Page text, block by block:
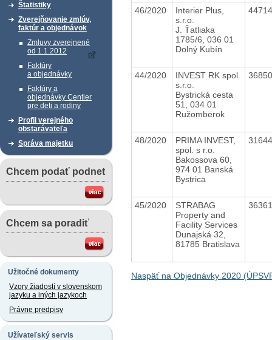
Štatistiky
Zverejňovanie zmlúv,
faktúr a objednávok
Zmluvy zverejnené
od 1.1.2012
Faktúry
a objednávky
Faktúry a
objednávky Centier
pre deti a rodiny
Profil verejného
obstarávateľa
Správa majetku
Chcem podať podnet
Chcem sa poradiť
Užitočné dokumenty
Vzory žiadostí v slovenskom
jazyku a iných jazykoch
Právne predpisy
Užívateľský servis
46/2020
Interier Plus,
s.r.o.
J. Ťatliaka
1785/6, 036 01
Dolný Kubín
44/2020
INVEST RK spol.
s.r.o.
Bystrická cesta
51, 034 01
Ružomberok
48/2020
PRIMA INVEST,
spol. s r.o.
Bakossova 60,
974 01 Banská
Bystrica
45/2020
STRABAG
Property and
Facility Services
Dunajská 32,
81785 Bratislava
Naspäť na Objednávky 2020